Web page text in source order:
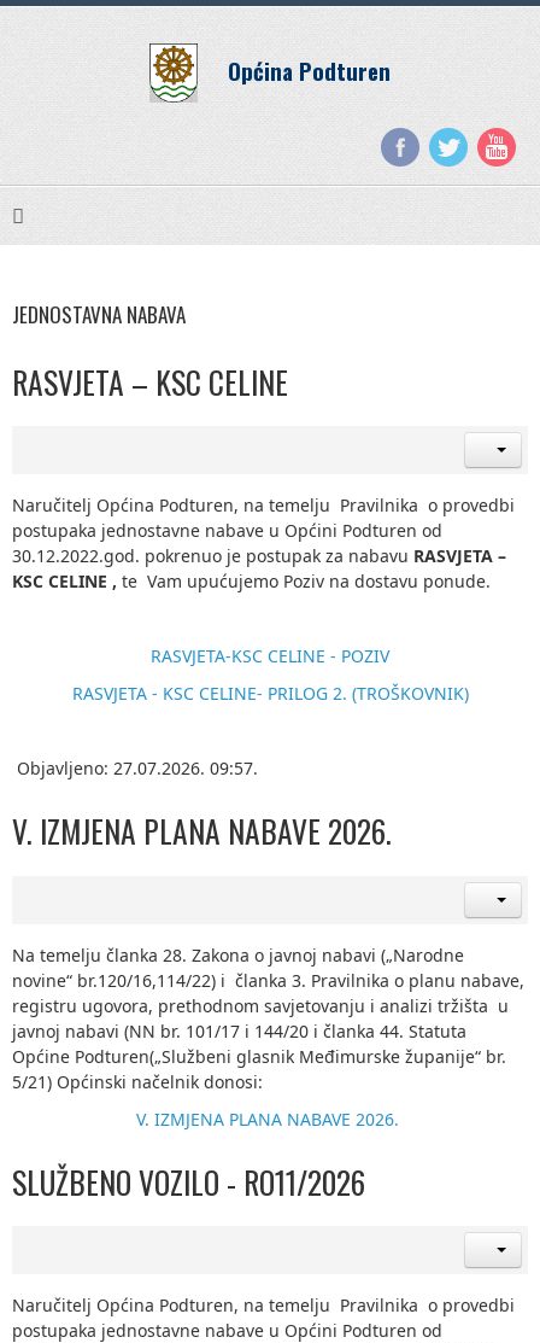
Općina Podturen
JEDNOSTAVNA NABAVA
RASVJETA – KSC CELINE
Naručitelj Općina Podturen, na temelju Pravilnika o provedbi
postupaka jednostavne nabave u Općini Podturen od
30.12.2022.god. pokrenuo je postupak za nabavu RASVJETA –
KSC CELINE , te Vam upućujemo Poziv na dostavu ponude.
RASVJETA-KSC CELINE - POZIV
RASVJETA - KSC CELINE- PRILOG 2. (TROŠKOVNIK)
Objavljeno: 27.07.2026. 09:57.
V. IZMJENA PLANA NABAVE 2026.
Na temelju članka 28. Zakona o javnoj nabavi („Narodne
novine“ br.120/16,114/22) i članka 3. Pravilnika o planu nabave,
registru ugovora, prethodnom savjetovanju i analizi tržišta u
javnoj nabavi (NN br. 101/17 i 144/20 i članka 44. Statuta
Općine Podturen(„Službeni glasnik Međimurske županije“ br.
5/21) Općinski načelnik donosi:
V. IZMJENA PLANA NABAVE 2026.
SLUŽBENO VOZILO - RO11/2026
Naručitelj Općina Podturen, na temelju Pravilnika o provedbi
postupaka jednostavne nabave u Općini Podturen od